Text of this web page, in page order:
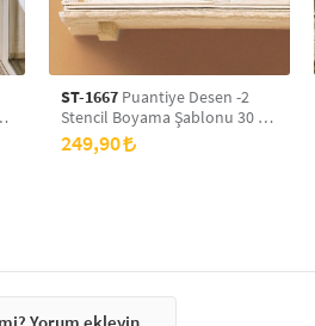
ST-1667 Puantiye Desen -2
Stencil Boyama Şablonu 30 x
30 cm, Duvar Stencil, Fayans
Stencil, Mobilya Stencil
249,90